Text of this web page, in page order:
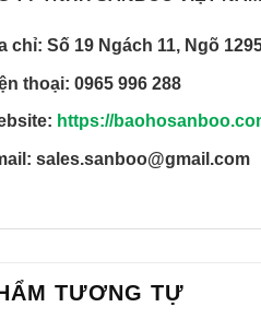
chỉ: Số 19 Ngách 11, Ngõ
thoại: 0965 996 288
https://
sales.sanboo@gmail.com
TƯƠNG TỰ